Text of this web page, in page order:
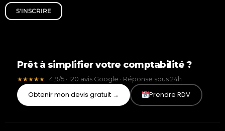
S'INSCRIRE
Prêt à simplifier votre comptabilité ?
★★★★★ 4,9/5 · 120 avis Google · Réponse sous 24h
Obtenir mon devis gratuit → Prendre RDV